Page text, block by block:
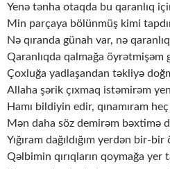
Yenə tənha otaqda bu qaranlıq
Min parçaya bölünmüş kimi
Nə qıranda günah var, nə
Qaranlıqda qalmağa öyrətmişəm
Çoxluğa yadlaşandan təkliyə
Allaha şərik çıxmaq istəmirəm
Hamı bildiyin edir, qınamıram
Mən daha söz demirəm bəxtimə
Yığıram dağıldığım yerdən bir-bir
Qəlbimin qırıqların qoymağa yer